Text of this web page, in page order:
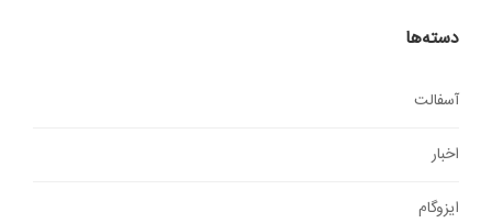
دسته‌ها
آسفالت
اخبار
ایزوگام